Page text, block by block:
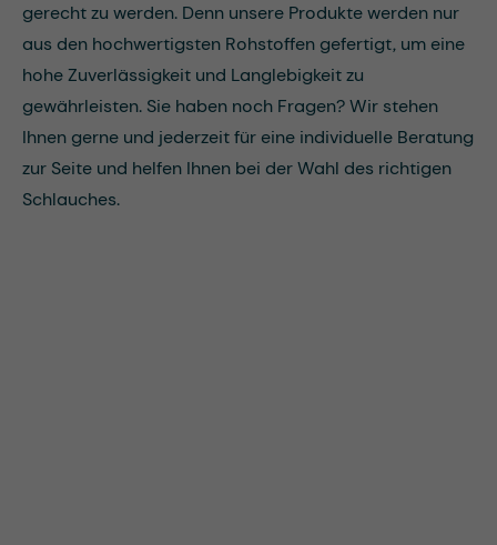
gerecht zu werden. Denn unsere Produkte werden nur
aus den hochwertigsten Rohstoffen gefertigt, um eine
hohe Zuverlässigkeit und Langlebigkeit zu
gewährleisten. Sie haben noch Fragen? Wir stehen
Ihnen gerne und jederzeit für eine individuelle Beratung
zur Seite und helfen Ihnen bei der Wahl des richtigen
Schlauches.